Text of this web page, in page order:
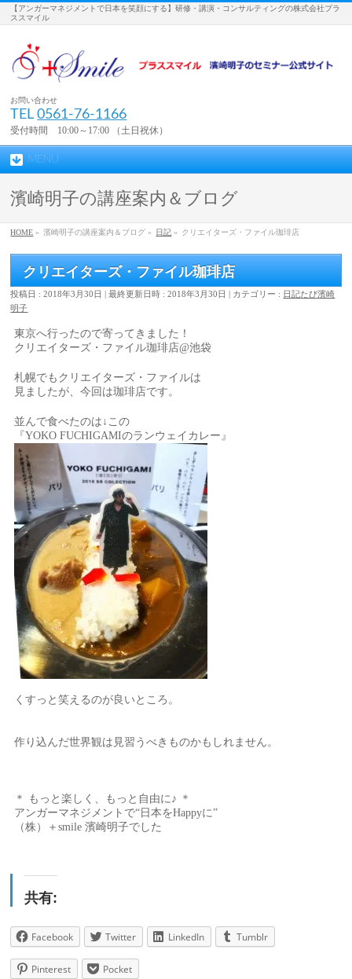
【アンガーマネジメントで日本を笑顔にする】研修・講演・コンサルティングの株式会社プラ
ススマイル
お問い合わせ
TEL0561-76-1166
受付時間 10:00～17:00 （土日祝休）
MENU
濱崎明子の講座案内＆ブログ
HOME » 濱崎明子の講座案内＆ブログ » 日記 » クリエイターズ・ファイル珈琲店
クリエイターズ・ファイル珈琲店
投稿日 : 2018年3月30日 最終更新日時 : 2018年3月30日 カテゴリー : 日記たび濱崎
明子
東京へ行ったので寄ってきました！
クリエイターズ・ファイル珈琲店@池袋
札幌でもクリエイターズ・ファイルは
見ましたが、今回は珈琲店です。
並んで食べたのは↓この
『YOKO FUCHIGAMIのランウェイカレー』
くすっと笑えるのが良いところ。
作り込んだ世界観は見習うべきものかもしれません。
＊ もっと楽しく、もっと自由に♪ ＊
アンガーマネジメントで“日本をHappyに”
（株）＋smile 濱崎明子でした
共有:
Facebook Twitter LinkedIn Tumblr
Pinterest Pocket